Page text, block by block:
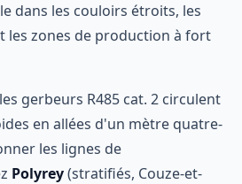
dans les couloirs étroits, les
les zones de production à fort
gerbeurs R485 cat. 2 circulent
en allées d'un mètre quatre-
les lignes de
Polyrey(stratifiés, Couze-et-